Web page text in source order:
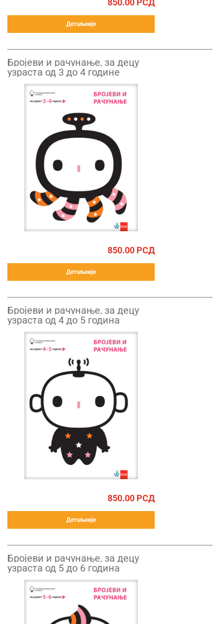
850.00 РСД
Детаљније
Бројеви и рачунање, за децу
узраста од 3 до 4 године
850.00 РСД
Детаљније
Бројеви и рачунање, за децу
узраста од 4 до 5 година
850.00 РСД
Детаљније
Бројеви и рачунање, за децу
узраста од 5 до 6 година